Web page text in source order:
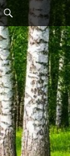
Найти